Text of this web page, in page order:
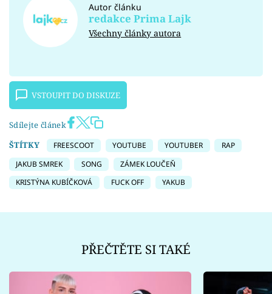
Autor článku
redakce Prima Lajk
Všechny články autora
VSTOUPIT DO DISKUZE
Sdílejte článek
ŠTÍTKY
FREESCOOT YOUTUBE YOUTUBER
RAP
JAKUB SMREK
SONG
ZÁMEK LOUČEŇ
KRISTÝNA KUBÍČKOVÁ
FUCK OFF YAKUB
PŘEČTĚTE SI TAKÉ